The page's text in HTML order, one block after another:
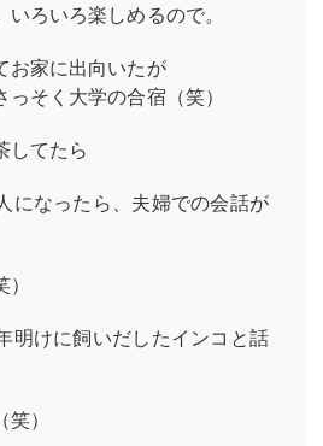
ろいろ楽しめるので。
お家に出向いたが
そく大学の合宿（笑）
してたら
になったら、夫婦での会話が
明けに飼いだしたインコと話
）